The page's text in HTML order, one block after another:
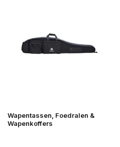
Wapentassen, Foedralen &
Wapenkoffers